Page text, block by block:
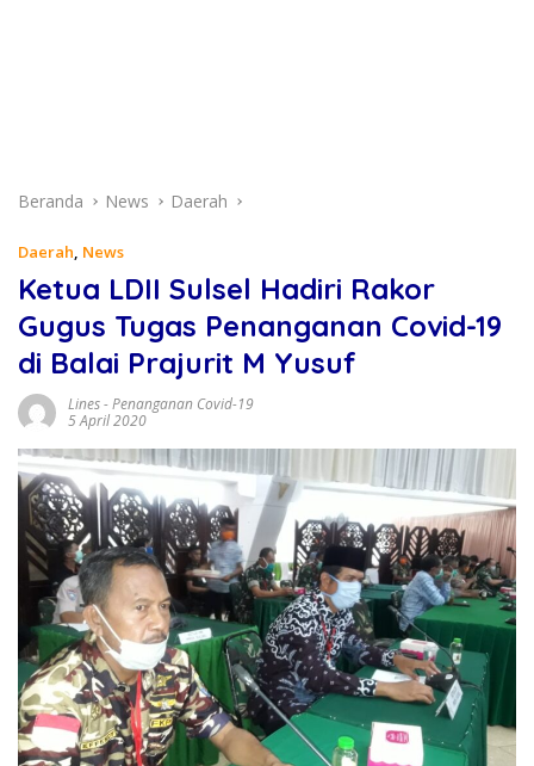
Beranda News Daerah
Daerah, News
Ketua LDII Sulsel Hadiri Rakor
Gugus Tugas Penanganan Covid-19
di Balai Prajurit M Yusuf
Lines-Penanganan Covid-19
5 April 2020